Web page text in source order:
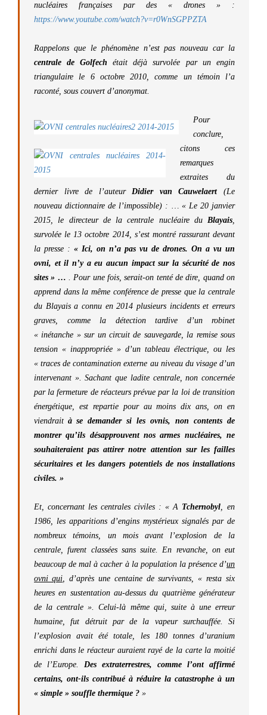
nucléaires françaises par des « drones » :
https://www.youtube.com/watch?v=r0WnSGPPZTA
Rappelons que le phénomène n’est pas nouveau car la
centrale de Golfech était déjà survolée par un engin
triangulaire le 6 octobre 2010, comme un témoin l’a
raconté, sous couvert d’anonymat.
Pour
conclure,
citons ces
remarques
extraites du
dernier livre de l’auteur Didier van Cauwelaert(Le
nouveau dictionnaire de l’impossible) : … « Le 20 janvier
2015, le directeur de la centrale nucléaire du Blayais,
survolée le 13 octobre 2014, s’est montré rassurant devant
la presse : « Ici, on n’a pas vu de drones. On a vu un
ovni, et il n’y a eu aucun impact sur la sécurité de nos
sites » … . Pour une fois, serait-on tenté de dire, quand on
apprend dans la même conférence de presse que la centrale
du Blayais a connu en 2014 plusieurs incidents et erreurs
graves, comme la détection tardive d’un robinet
« inétanche » sur un circuit de sauvegarde, la remise sous
tension « inappropriée » d’un tableau électrique, ou les
« traces de contamination externe au niveau du visage d’un
intervenant ». Sachant que ladite centrale, non concernée
par la fermeture de réacteurs prévue par la loi de transition
énergétique, est repartie pour au moins dix ans, on en
viendrait à se demander si les ovnis, non contents de
montrer qu’ils désapprouvent nos armes nucléaires, ne
souhaiteraient pas attirer notre attention sur les failles
sécuritaires et les dangers potentiels de nos installations
civiles. »
Et, concernant les centrales civiles : « A Tchernobyl, en
1986, les apparitions d’engins mystérieux signalés par de
nombreux témoins, un mois avant l’explosion de la
centrale, furent classées sans suite. En revanche, on eut
beaucoup de mal à cacher à la population la présence d’un
ovni qui, d’après une centaine de survivants, « resta six
heures en sustentation au-dessus du quatrième générateur
de la centrale ». Celui-là même qui, suite à une erreur
humaine, fut détruit par de la vapeur surchauffée. Si
l’explosion avait été totale, les 180 tonnes d’uranium
enrichi dans le réacteur auraient rayé de la carte la moitié
de l’Europe. Des extraterrestres, comme l’ont affirmé
certains, ont-ils contribué à réduire la catastrophe à un
« simple » souffle thermique ? »